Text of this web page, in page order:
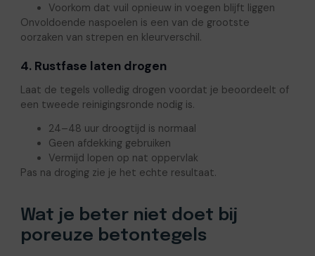
Voorkom dat vuil opnieuw in voegen blijft liggen
Onvoldoende naspoelen is een van de grootste
oorzaken van strepen en kleurverschil.
4. Rustfase laten drogen
Laat de tegels volledig drogen voordat je beoordeelt of
een tweede reinigingsronde nodig is.
24–48 uur droogtijd is normaal
Geen afdekking gebruiken
Vermijd lopen op nat oppervlak
Pas na droging zie je het echte resultaat.
Wat je beter niet doet bij
poreuze betontegels